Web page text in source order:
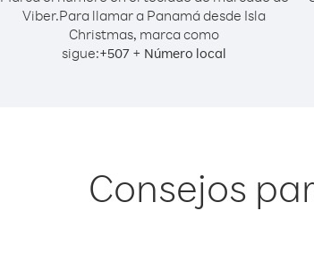
Viber.Para llamar a Panamá desde Isla
Christmas, marca como
sigue:+507 + Número local
Consejos